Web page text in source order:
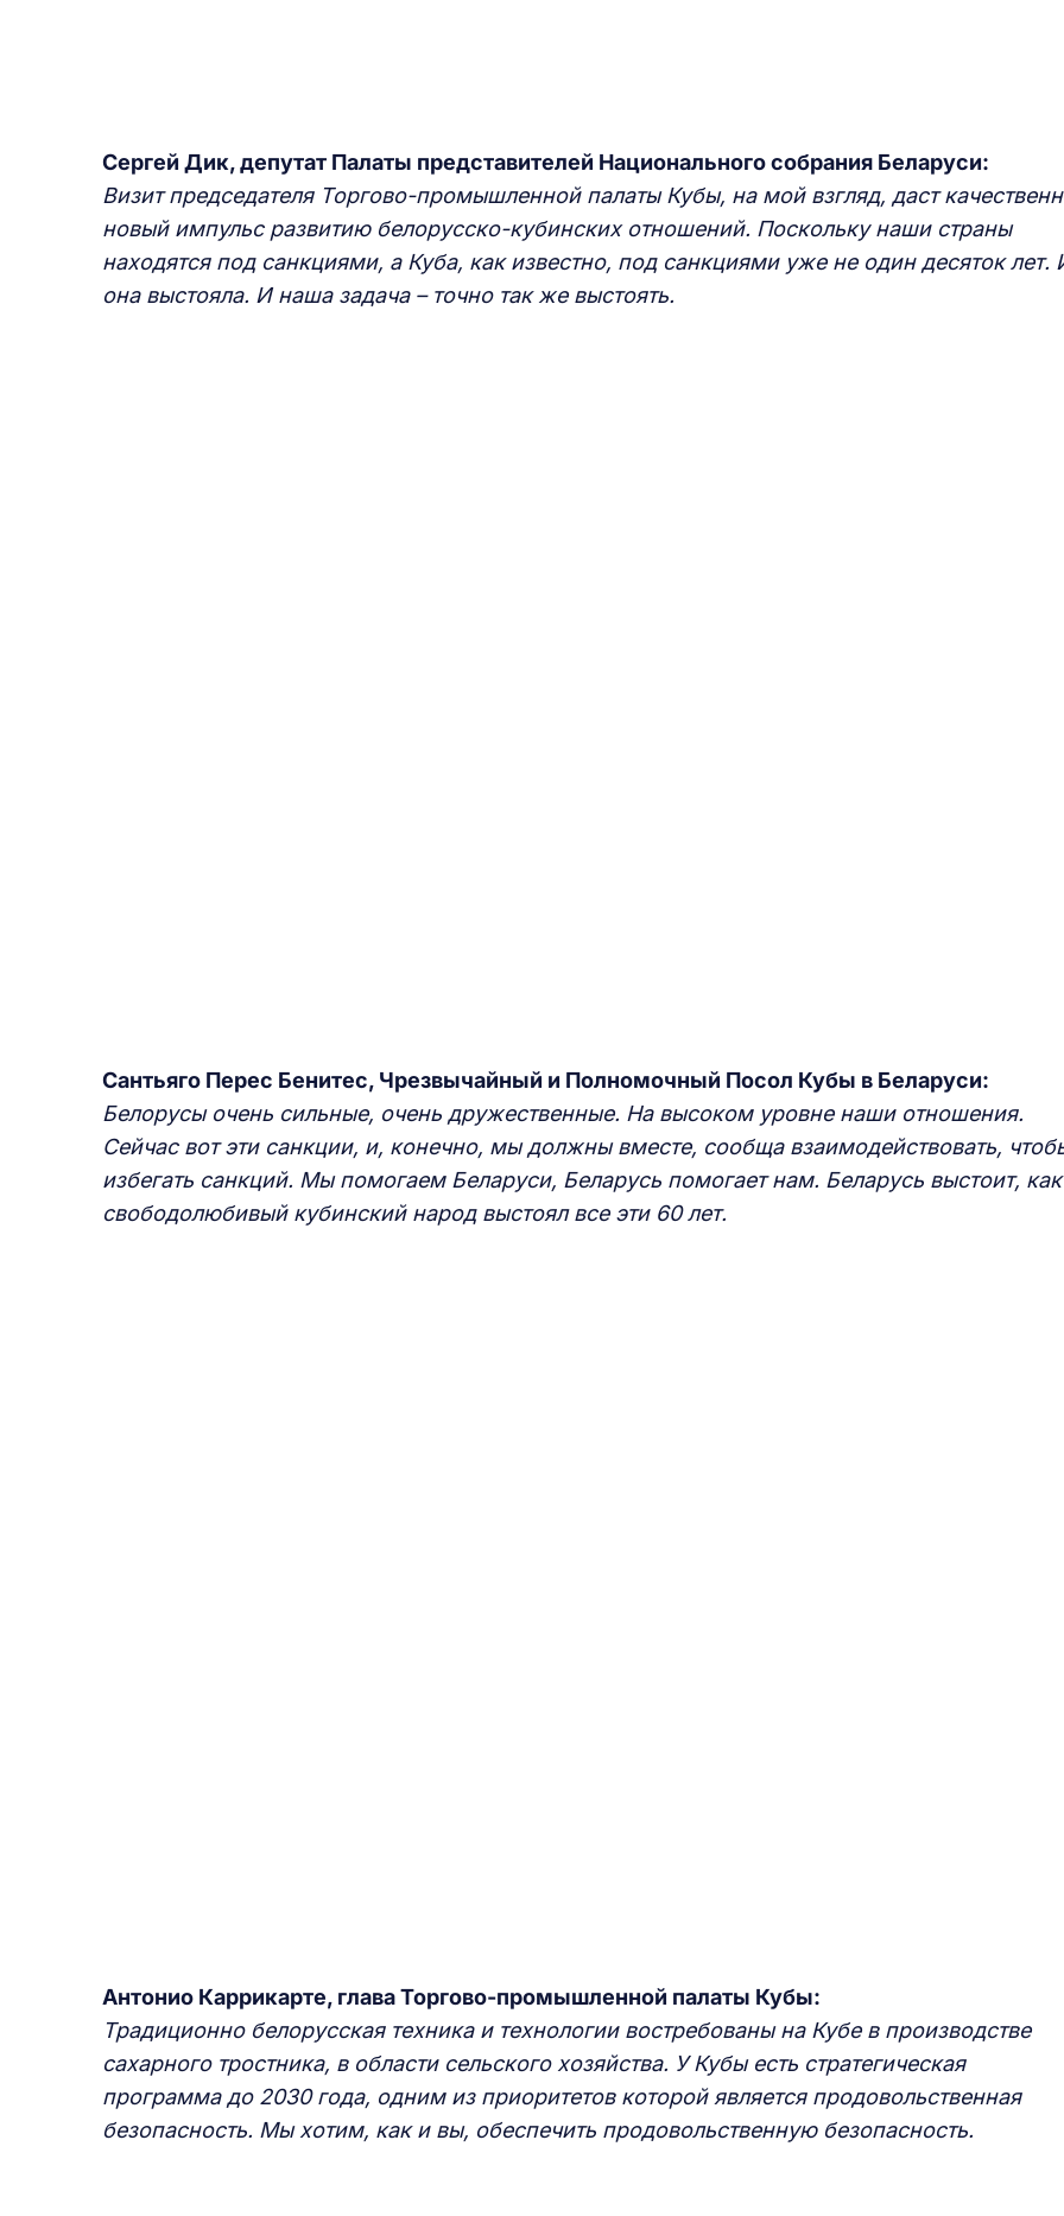
Сергей Дик, депутат Палаты представителей Национального собрания Беларуси:
Визит председателя Торгово-промышленной палаты Кубы, на мой взгляд, даст
новый импульс развитию белорусско-кубинских отношений. Поскольку наши страны
находятся под санкциями, а Куба, как известно, под санкциями уже не один десяток лет.
она выстояла. Инаша задача – точно так же выстоять.
Сантьяго Перес Бенитес, Чрезвычайный и Полномочный Посол Кубы в Беларуси:
Белорусыочень сильные, очень дружественные. На высоком уровне наши отношения.
Сейчас вот эти санкции, и, конечно, мы должнывместе, сообща взаимодействовать,
избегать санкций. Мы помогаем Беларуси, Беларусь помогает нам. Беларусь выстоит, как
свободолюбивый кубинский народ выстоял все эти 60 лет.
Антонио Каррикарте, глава Торгово-промышленной палаты Кубы:
Традиционно белорусская техника и технологии востребованы на Кубе в производстве
сахарного тростника, в области сельского хозяйства. У Кубы есть стратегическая
программа до 2030 года, одним из приоритетов которой является продовольственная
безопасность. Мы хотим, как и вы, обеспечить продовольственную безопасность.